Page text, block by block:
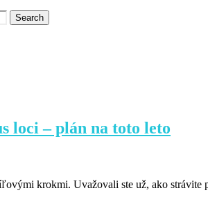
loci – plán na toto leto
krokmi. Uvažovali ste už, ako